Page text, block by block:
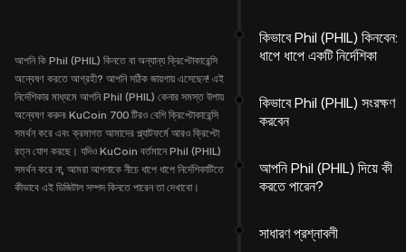
আপনি কি Phil (PHIL) কিনতে বা অন্যান্য ক্রিপ্টোকারেন্সি
অন্বেষণ করতে আগ্রহী? আপনি সঠিক জায়গায় এসেছেন! এই
নির্দেশিকার মাধ্যমে আপনি Phil (PHIL) কেনার সমস্ত উপায়
অন্বেষণ করুন৷ KuCoin 700 টিরও বেশি ক্রিপ্টোকারেন্সি
সমর্থন করে এবং ক্রমাগত আমাদের প্ল্যাটফর্মে আরও ক্রিপ্টো
রত্ন যোগ করছে। যদিও KuCoin বর্তমানে Phil (PHIL)
সমর্থন করে না, আমরা আপনাকে নীচে ধাপে ধাপে নির্দেশিকাটিতে
কীভাবে এই ডিজিটাল সম্পদ কিনতে পারেন তা দেখাবো।
কিভাবে Phil (PHIL) কিনবেন:
ধাপে ধাপে একটি নির্দেশিকা
কিভাবে Phil (PHIL) সংরক্ষণ
করবেন
আপনি Phil (PHIL) দিয়ে কী
করতে পারেন?
সাধারণ প্রশ্নাবলী